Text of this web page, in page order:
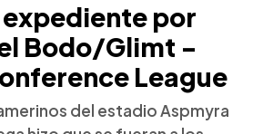
expediente por
Bodo/Glimt -
League
del estadio Aspmyra